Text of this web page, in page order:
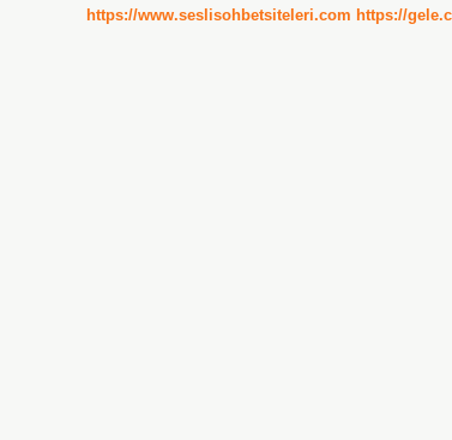
https://www.seslisohbetsiteleri.com https://